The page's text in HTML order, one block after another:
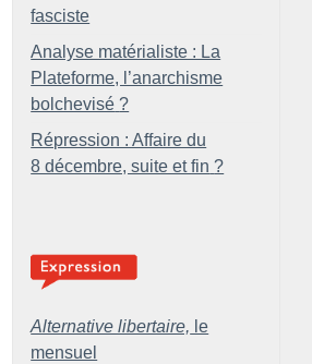
fasciste
Analyse matérialiste : La
Plateforme, l’anarchisme
bolchevisé ?
Répression : Affaire du
8 décembre, suite et fin ?
Alternative libertaire, le
mensuel